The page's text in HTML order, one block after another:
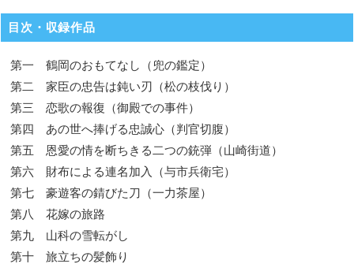
目次・収録作品
第一 鶴岡のおもてなし（兜の鑑定）
第二 家臣の忠告は鈍い刃（松の枝伐り）
第三 恋歌の報復（御殿での事件）
第四 あの世へ捧げる忠誠心（判官切腹）
第五 恩愛の情を断ちきる二つの銃弾（山崎街道）
第六 財布による連名加入（与市兵衛宅）
第七 豪遊客の錆びた刀（一力茶屋）
第八 花嫁の旅路
第九 山科の雪転がし
第十 旅立ちの髪飾り